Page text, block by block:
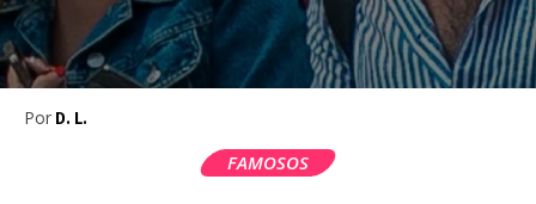
Por D. L.
FAMOSOS